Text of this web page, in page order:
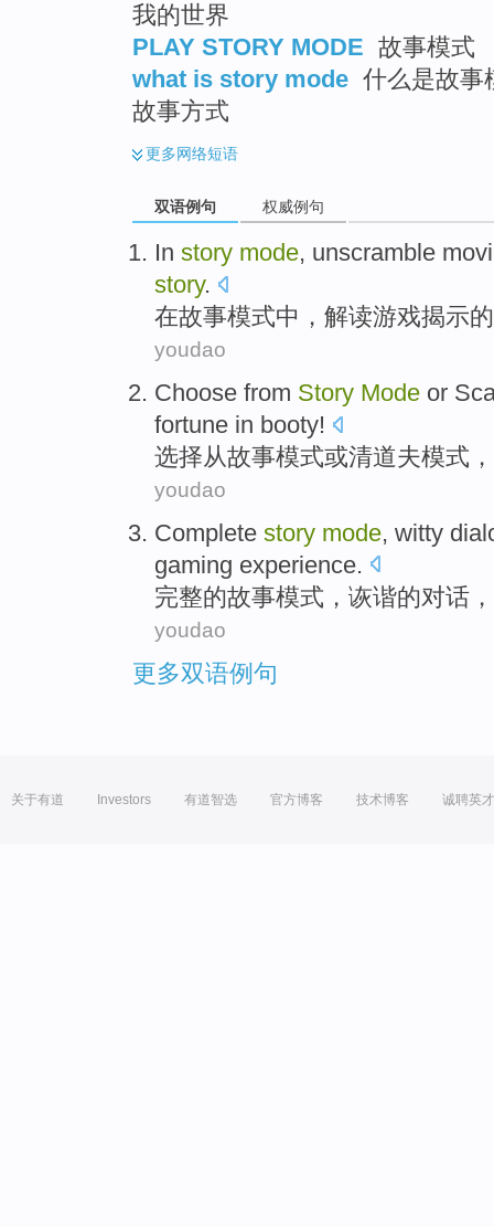
我的世界
PLAY STORY MODE 故事模式
what is story mode 什么是故事
故事方式
更多网络短语
双语例句 权威例句
In story mode, unscramble
story.
在故事模式中， 解读游戏揭示的
youdao
Choose from Story Mode or
fortune in booty!
选择从故事模式或清道夫模式，
youdao
Complete story mode, witty
gaming experience.
完整的故事模式 ， 诙谐的对话 ，
youdao
更多双语例句
关于有道 Investors 有道智选 官方博客 技术博客 诚聘英才